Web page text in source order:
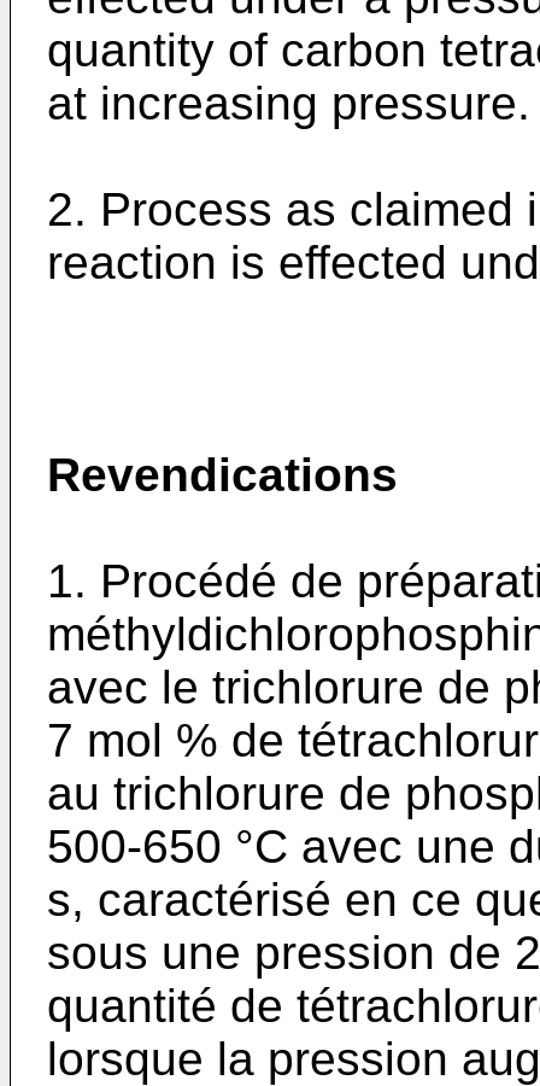
quantity of carbon
at increasing pressure.
2. Process as claimed
reaction is effected
Revendications
1. Procédé de
avec le trichlorure de
7 mol % de
au trichlorure de
500-650 °C avec une
s, caractérisé en ce
sous une pression de
quantité de
lorsque la pression